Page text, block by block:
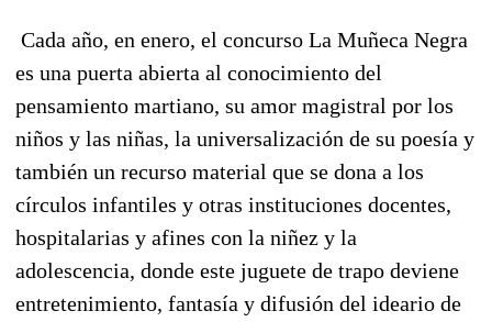
Cada año, en enero, el concurso La Muñeca Negra
es una puerta abierta al conocimiento del
pensamiento martiano, su amor magistral por los
niños y las niñas, la universalización de su poesía y
también un recurso material que se dona a los
círculos infantiles y otras instituciones docentes,
hospitalarias y afines con la niñez y la
adolescencia, donde este juguete de trapo deviene
entretenimiento, fantasía y difusión del ideario de